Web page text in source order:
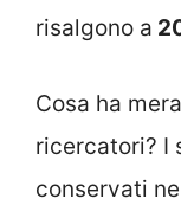
risalgono a
Cosa ha
ricercatori? I
conservati